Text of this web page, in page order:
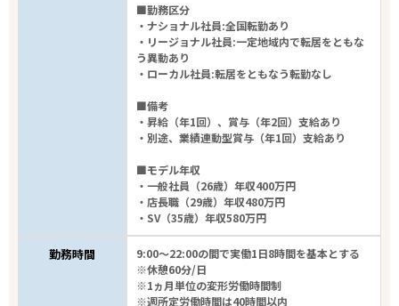
■勤務区分
・ナショナル社員:全国転勤あり
・リージョナル社員:一定地域内で転居をともな
う異動あり
・ローカル社員:転居をともなう転勤なし
■備考
・昇給（年1回）、賞与（年2回）支給あり
・別途、業績連動型賞与（年1回）支給あり
■モデル年収
・一般社員（26歳）年収400万円
・店長職（29歳）年収480万円
・SV（35歳）年収580万円
勤務時間
9:00～22:00の間で実働1日8時間を基本とする
※休憩60分/日
※1ヵ月単位の変形労働時間制
※週所定労働時間は40時間以内